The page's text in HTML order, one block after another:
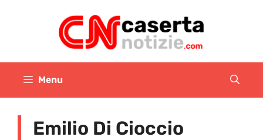
Menu
Emilio Di Cioccio